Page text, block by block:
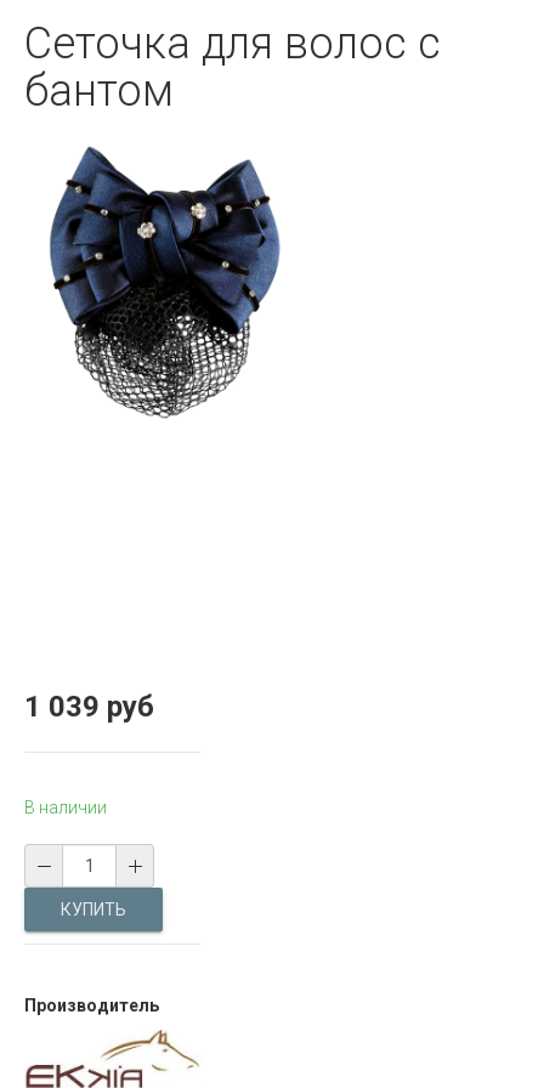
Сеточка для волос с
бантом
1 039 руб
В наличии
Производитель